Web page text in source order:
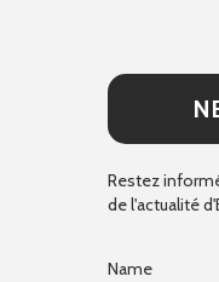
Restez
de l'actualité
Name